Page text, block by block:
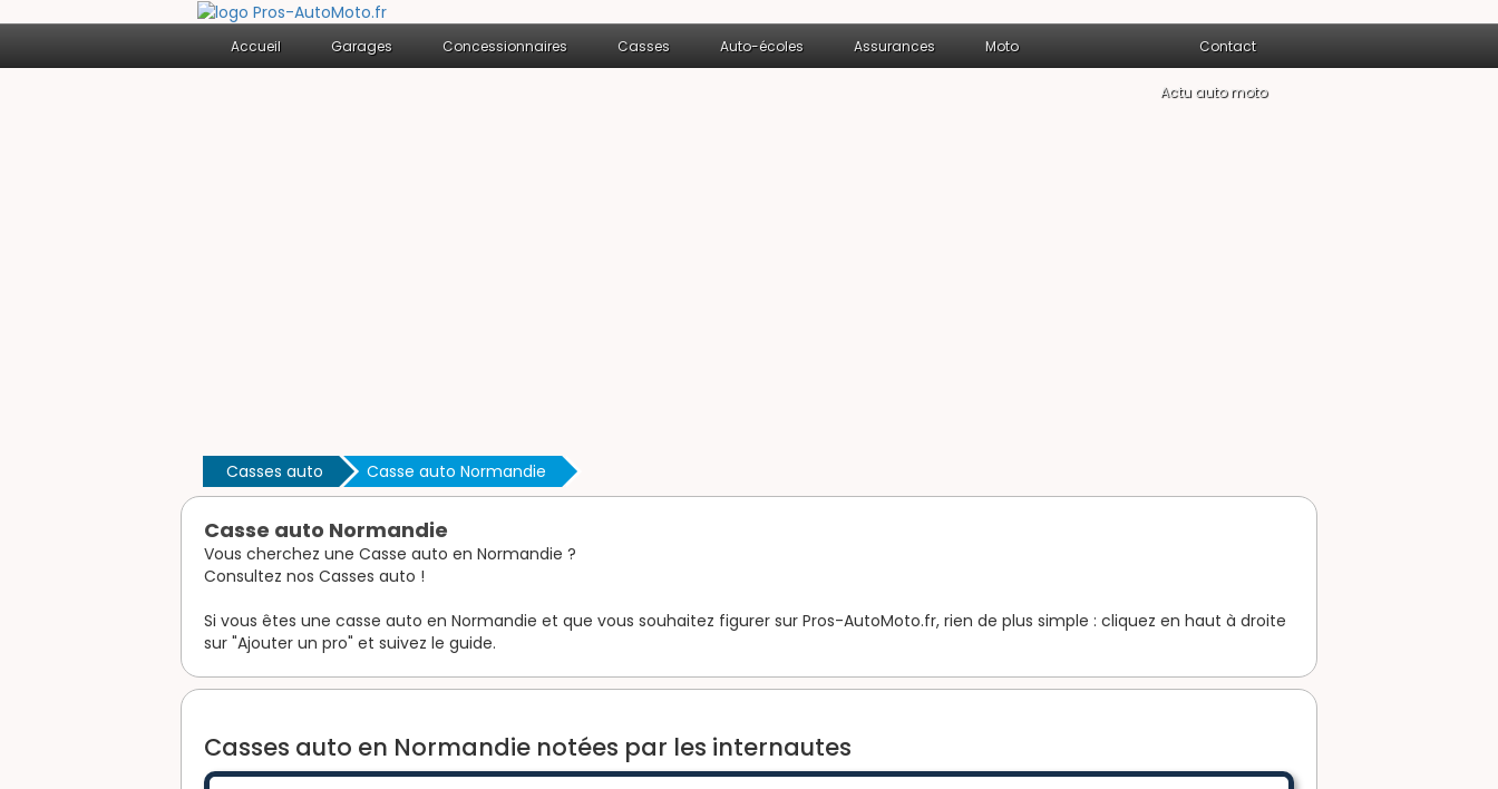
Accueil Garages Concessionnaires Casses Auto-écoles Assurances Moto Contact
Actu auto moto
Casses auto Casse auto Normandie
Casse auto Normandie
Vous cherchez une Casse auto en Normandie ?
Consultez nos Casses auto !
Si vous êtes une casse auto en Normandie et que vous souhaitez figurer sur Pros-AutoMoto.fr, rien de plus simple : cliquez en haut à droite
sur "Ajouter un pro" et suivez le guide.
Casses auto en Normandie notées par les internautes